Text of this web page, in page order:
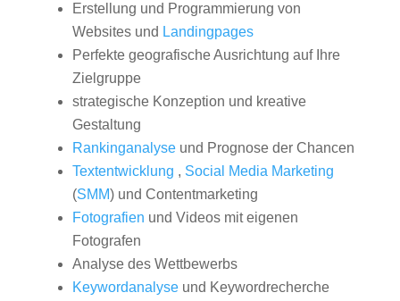
Erstellung und Programmierung von
Websites und Landingpages
Perfekte geografische Ausrichtung auf Ihre
Zielgruppe
strategische Konzeption und kreative
Gestaltung
Rankinganalyseund Prognose der Chancen
Textentwicklung , Social Media Marketing
(SMM) und Contentmarketing
Fotografien und Videos mit eigenen
Fotografen
Analyse des Wettbewerbs
Keywordanalyseund Keywordrecherche